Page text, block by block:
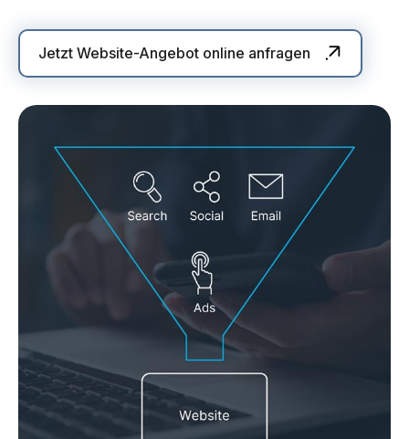
Jetzt Website-Angebot online anfragen